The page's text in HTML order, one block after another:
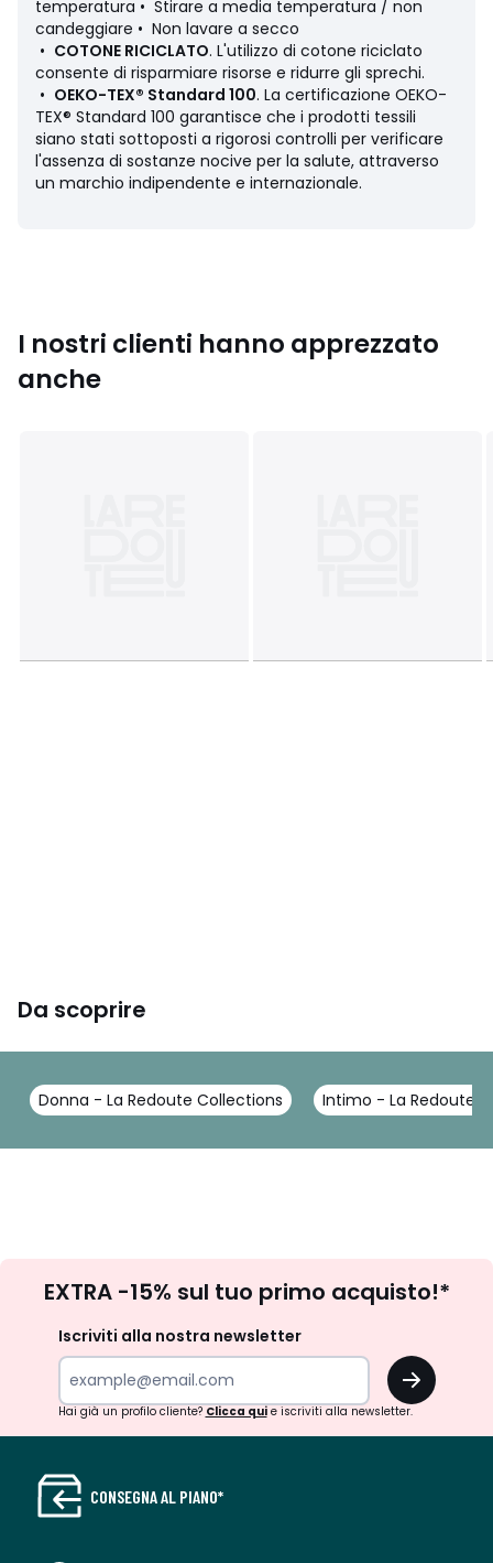
• Origine della produzione (tessitura, tintura, sartoria):
Bangladesh
Ultimo aggiornamento delle informazioni: 11/03/2026
Colori Fantasia cuori
Taglie XS, S, M, L, XL, XXL
temperatura • Stirare a media temperatura / non
candeggiare • Non lavare a secco
• COTONE RICICLATO. L'utilizzo di cotone riciclato
consente di risparmiare risorse e ridurre gli sprechi.
• OEKO-TEX® Standard 100. La certificazione OEKO-
TEX® Standard 100 garantisce che i prodotti tessili
siano stati sottoposti a rigorosi controlli per verificare
l'assenza di sostanze nocive per la salute, attraverso
un marchio indipendente e internazionale.
I nostri clienti hanno apprezzato
anche
Da scoprire
Donna - La Redoute Collections Intimo - La Redoute
newsletter
EXTRA -15% sul tuo primo acquisto!*
Iscriviti alla nostra newsletter
OK
Hai già un profilo cliente? Clicca quie iscriviti alla newsletter.
CONSEGNA AL PIANO*